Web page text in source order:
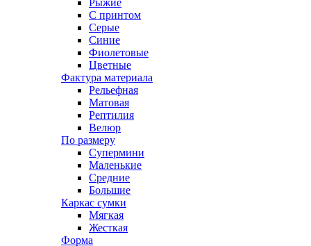
Рыжие
С принтом
Серые
Синие
Фиолетовые
Цветные
Фактура материала
Рельефная
Матовая
Рептилия
Велюр
По размеру
Супермини
Маленькие
Средние
Большие
Каркас сумки
Мягкая
Жесткая
Форма